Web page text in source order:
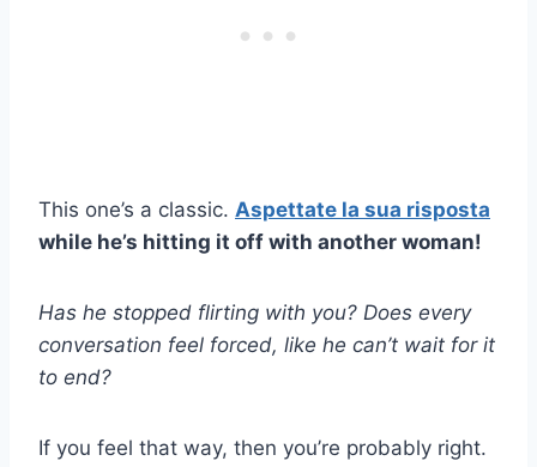
This one’s a classic. Aspettate la sua risposta
while he’s hitting it off with another woman!
Has he stopped flirting with you? Does every
conversation feel forced, like he can’t wait for it
to end?
If you feel that way, then you’re probably right.